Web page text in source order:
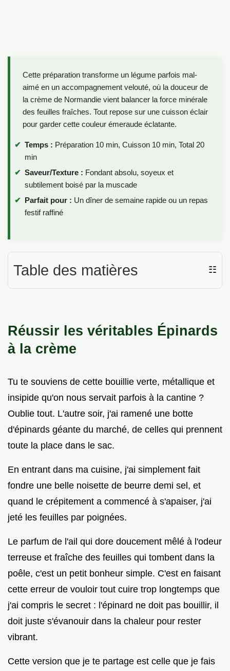
Cette préparation transforme un légume parfois mal-
aimé en un accompagnement velouté, où la douceur de
la crème de Normandie vient balancer la force minérale
des feuilles fraîches. Tout repose sur une cuisson éclair
pour garder cette couleur émeraude éclatante.
Temps : Préparation 10 min, Cuisson 10 min, Total 20
min
Saveur/Texture : Fondant absolu, soyeux et
subtilement boisé par la muscade
Parfait pour : Un dîner de semaine rapide ou un repas
festif raffiné
Table des matières ☷
Réussir les véritables Épinards
à la crème
Tu te souviens de cette bouillie verte, métallique et
insipide qu'on nous servait parfois à la cantine ?
Oublie tout. L'autre soir, j'ai ramené une botte
d'épinards géante du marché, de celles qui prennent
toute la place dans le sac.
En entrant dans ma cuisine, j'ai simplement fait
fondre une belle noisette de beurre demi sel, et
quand le crépitement a commencé à s'apaiser, j'ai
jeté les feuilles par poignées.
Le parfum de l'ail qui dore doucement mêlé à l'odeur
terreuse et fraîche des feuilles qui tombent dans la
poêle, c'est un petit bonheur simple. C'est en faisant
cette erreur de vouloir tout cuire trop longtemps que
j'ai compris le secret : l'épinard ne doit pas bouillir, il
doit juste s'évanouir dans la chaleur pour rester
vibrant.
Cette version que je te partage est celle que je fais